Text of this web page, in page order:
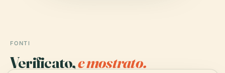
FONTI
Verificato,e mostrato.